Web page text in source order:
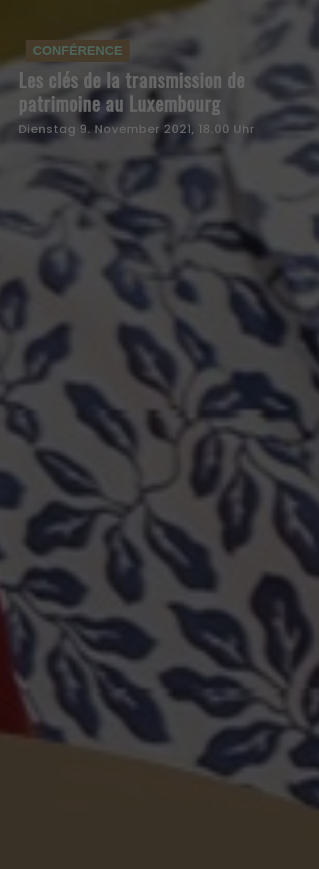
CONFÉRENCE
Les clés de la transmission de
patrimoine au Luxembourg
Dienstag 9. November 2021, 18.00 Uhr